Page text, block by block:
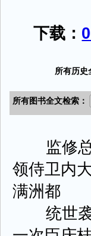
下载：
监修总
领侍卫内
满洲都
统世袭